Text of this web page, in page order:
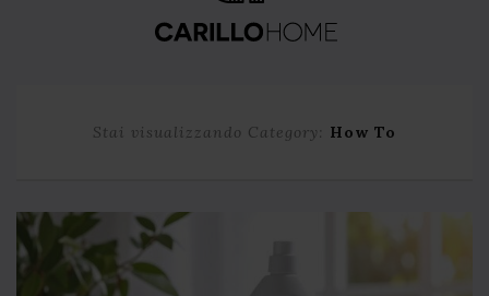
Stai visualizzando Category: How To